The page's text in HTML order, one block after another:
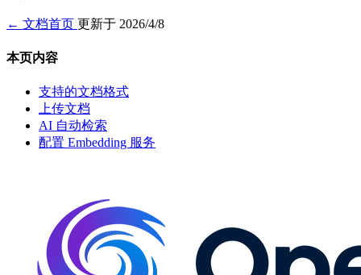
← 文档首页 更新于 2026/4/8
本页内容
支持的文档格式
上传文档
AI 自动检索
配置 Embedding 服务